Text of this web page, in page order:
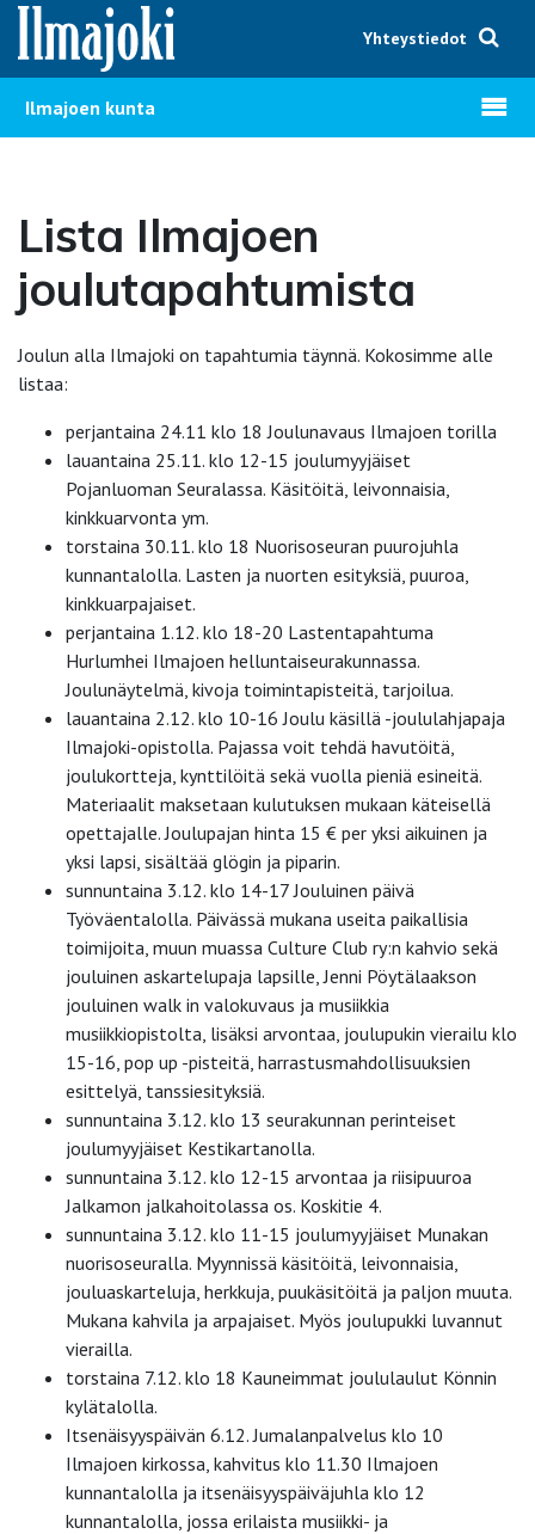
Hyppää sisältöön
Yhteystiedot
Ilmajoen kunta Avaa
Lista Ilmajoen
joulutapahtumista
Joulun alla Ilmajoki on tapahtumia täynnä. Kokosimme alle
listaa:
perjantaina 24.11 klo 18 Joulunavaus Ilmajoen torilla
lauantaina 25.11. klo 12-15 joulumyyjäiset
Pojanluoman Seuralassa. Käsitöitä, leivonnaisia,
kinkkuarvonta ym.
torstaina 30.11. klo 18 Nuorisoseuran puurojuhla
kunnantalolla. Lasten ja nuorten esityksiä, puuroa,
kinkkuarpajaiset.
perjantaina 1.12. klo 18-20 Lastentapahtuma
Hurlumhei Ilmajoen helluntaiseurakunnassa.
Joulunäytelmä, kivoja toimintapisteitä, tarjoilua.
lauantaina 2.12. klo 10-16 Joulu käsillä -joululahjapaja
Ilmajoki-opistolla. Pajassa voit tehdä havutöitä,
joulukortteja, kynttilöitä sekä vuolla pieniä esineitä.
Materiaalit maksetaan kulutuksen mukaan käteisellä
opettajalle. Joulupajan hinta 15 € per yksi aikuinen ja
yksi lapsi, sisältää glögin ja piparin.
sunnuntaina 3.12. klo 14-17 Jouluinen päivä
Työväentalolla. Päivässä mukana useita paikallisia
toimijoita, muun muassa Culture Club ry:n kahvio sekä
jouluinen askartelupaja lapsille, Jenni Pöytälaakson
jouluinen walk in valokuvaus ja musiikkia
musiikkiopistolta, lisäksi arvontaa, joulupukin vierailu klo
15-16, pop up -pisteitä, harrastusmahdollisuuksien
esittelyä, tanssiesityksiä.
sunnuntaina 3.12. klo 13 seurakunnan perinteiset
joulumyyjäiset Kestikartanolla.
sunnuntaina 3.12. klo 12-15 arvontaa ja riisipuuroa
Jalkamon jalkahoitolassa os. Koskitie 4.
sunnuntaina 3.12. klo 11-15 joulumyyjäiset Munakan
nuorisoseuralla. Myynnissä käsitöitä, leivonnaisia,
jouluaskarteluja, herkkuja, puukäsitöitä ja paljon muuta.
Mukana kahvila ja arpajaiset. Myös joulupukki luvannut
vierailla.
torstaina 7.12. klo 18 Kauneimmat joululaulut Könnin
kylätalolla.
Itsenäisyyspäivän 6.12. Jumalanpalvelus klo 10
Ilmajoen kirkossa, kahvitus klo 11.30 Ilmajoen
kunnantalolla ja itsenäisyyspäiväjuhla klo 12
kunnantalolla, jossa erilaista musiikki- ja